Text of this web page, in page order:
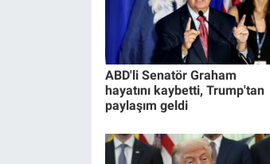
ABD'li Senatör Graham
hayatını kaybetti, Trump'tan
paylaşım geldi